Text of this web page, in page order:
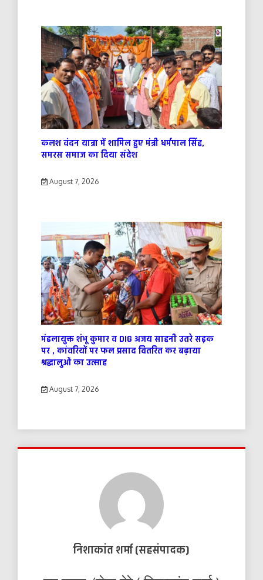
कलश वंदन यात्रा में शामिल हुए मंत्री धर्मपाल सिंह,
समरस समाज का दिया संदेश
August 7, 2026
मंडलायुक्त शंभू कुमार व DIG अजय साहनी उतरे सड़क
पर , कांवरियों पर फल प्रसाद वितरित कर बढ़ाया
श्रद्धालुओं का उत्साह
August 7, 2026
निशाकांत शर्मा (सहसंपादक)